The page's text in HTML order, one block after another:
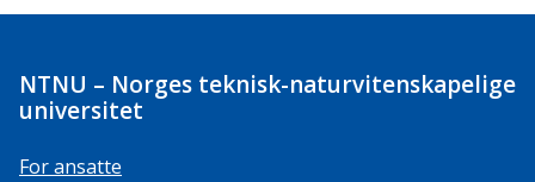
NTNU – Norges teknisk-naturvitenskapelige
universitet
For ansatte